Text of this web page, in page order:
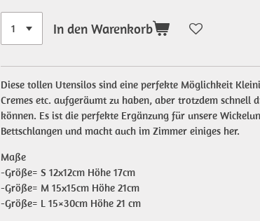
In den Warenkorb
Diese tollen Utensilos sind eine perfekte Möglichkeit
Cremes etc. aufgeräumt zu haben, aber trotzdem schnell
können. Es ist die perfekte Ergänzung für unsere
Bettschlangen und macht auch im Zimmer einiges her.
Maße
-Größe= S 12x12cm Höhe 17cm
-Größe= M 15x15cm Höhe 21cm
-Größe= L 15×30cm Höhe 21 cm